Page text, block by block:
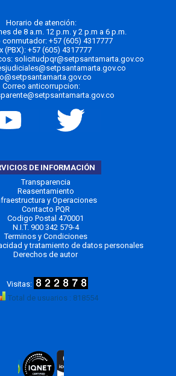
Horario de atención:
de 8 a.m. 12 p.m. y 2 p.m a 6 p.m.
conmutador:+57 (605) 4317777
(PBX): +57 (605) 4317777
solicitudpqr@setpsantamarta.gov.co
Correo anticorrupcion:
DE INFORMACIÓN
Transparencia
Reasentamiento
y Operaciones
Contacto PQR
Codigo Postal 470001
N.I.T. 900 342 579-4
Terminos y Condiciones
y tratamiento de datos personales
Derechos de autor
Total de usuarios : 818554